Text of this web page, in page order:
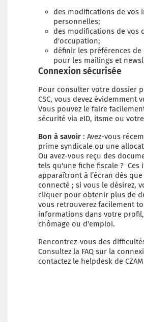
des modifications de vos
personnelles;
des modifications de vos
d'occupation;
définir les préférences
pour les mailings et
Connexion sécurisée
Pour consulter votre dossier
CSC, vous devez évidemment
Vous pouvez le faire
sécurité via eID, itsme ou votre
Bon à savoir : Avez-vous
prime syndicale ou une
Ou avez-vous reçu des
tels qu'une fiche fiscale ? Ces
apparaîtront à l’écran dès que
connecté ; si vous le désirez,
cliquer pour obtenir plus de
vous retrouverez facilement
informations dans votre
chômage ou d'emploi.
Rencontrez-vous des
Consultez la FAQ sur la
contactez le helpdesk de